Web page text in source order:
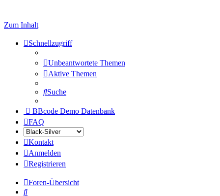
Zum Inhalt
Schnellzugriff
Unbeantwortete Themen
Aktive Themen
Suche
BBcode Demo Datenbank
FAQ
Kontakt
Anmelden
Registrieren
Foren-Übersicht
Suche